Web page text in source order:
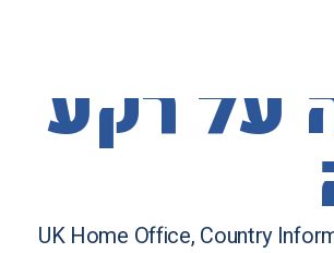
על רקע
UK Home Office, Country